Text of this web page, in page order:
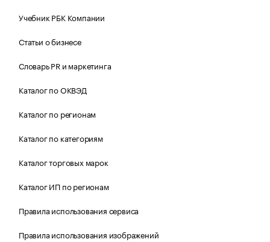
Учебник РБК Компании
Статьи о бизнесе
Словарь PR и маркетинга
Каталог по ОКВЭД
Каталог по регионам
Каталог по категориям
Каталог торговых марок
Каталог ИП по регионам
Правила использования сервиса
Правила использования изображений